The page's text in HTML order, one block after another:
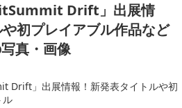
Drift」出展情
初プレイアブル作品など
真・画像